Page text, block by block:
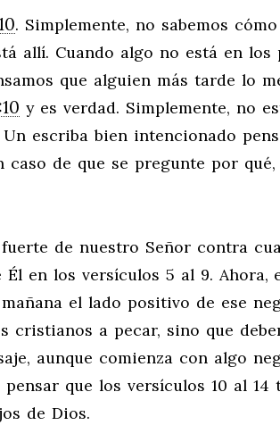
. Simplemente, no sabemos
allí. Cuando algo no está en los
que alguien más tarde lo
y es verdad. Simplemente, no
escriba bien intencionado
caso de que se pregunte por
de nuestro Señor contra
en los versículos 5 al 9. Ahora,
el lado positivo de ese
a pecar, sino que
aunque comienza con algo
que los versículos 10 al 14
de Dios.